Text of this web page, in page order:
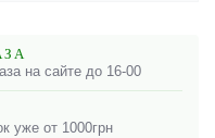
на сайте до 16-00
уже от 1000грн